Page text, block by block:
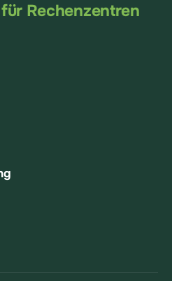
Rechenzentren